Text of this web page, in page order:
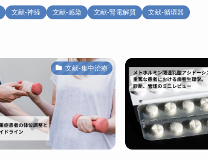
文献-神経 文献-感染 文献-腎電解質 文献-循環器
文献-集中治療